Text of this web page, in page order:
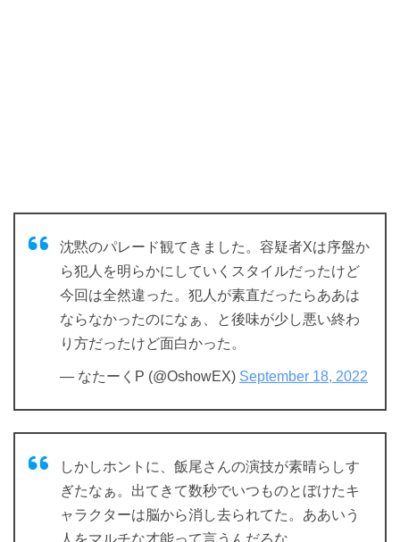
沈黙のパレード観てきました。容疑者Xは序盤か
ら犯人を明らかにしていくスタイルだったけど
今回は全然違った。犯人が素直だったらああは
ならなかったのになぁ、と後味が少し悪い終わ
り方だったけど面白かった。
— なたーくP (@OshowEX) September 18, 2022
しかしホントに、飯尾さんの演技が素晴らしす
ぎたなぁ。出てきて数秒でいつものとぼけたキ
ャラクターは脳から消し去られてた。ああいう
人をマルチな才能って言うんだろな。